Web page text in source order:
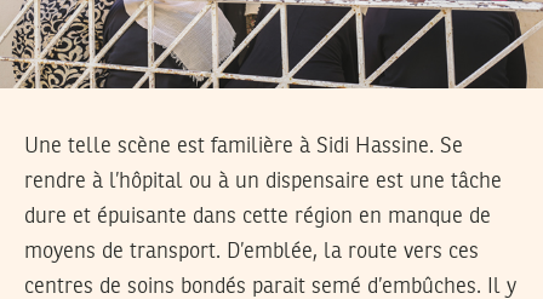
Une telle scène est familière à Sidi Hassine. Se
rendre à l’hôpital ou à un dispensaire est une tâche
dure et épuisante dans cette région en manque de
moyens de transport. D’emblée, la route vers ces
centres de soins bondés parait semé d’embûches. Il y